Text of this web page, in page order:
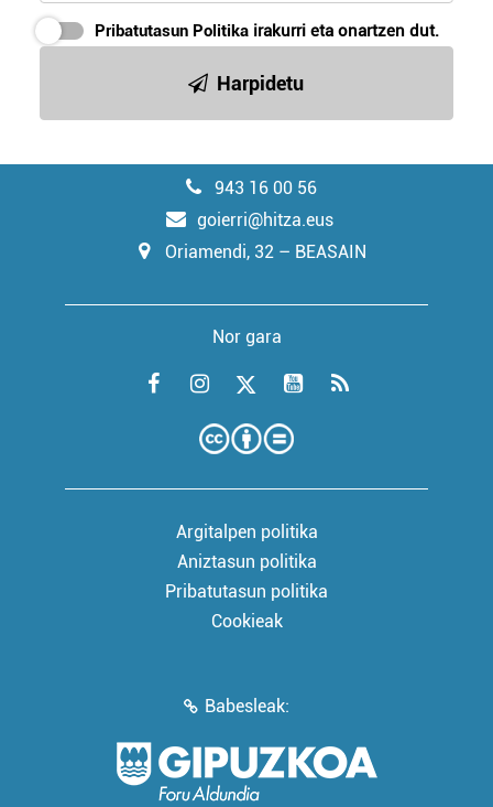
Pribatutasun Politika irakurri eta onartzen dut.
Harpidetu
943 16 00 56
goierri@hitza.eus
Oriamendi, 32 – BEASAIN
Nor gara
Argitalpen politika
Aniztasun politika
Pribatutasun politika
Cookieak
Babesleak: